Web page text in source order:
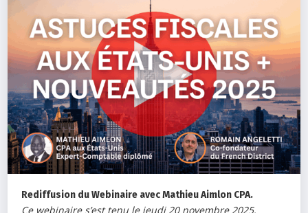
Rediffusion du Webinaire avec Mathieu Aimlon CPA.
Ce webinaire s’est tenu le jeudi 20 novembre 2025.